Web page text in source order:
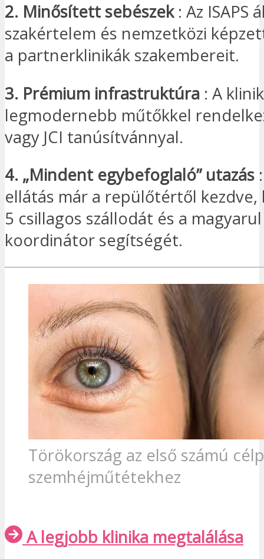
2. Minősített sebészek: Az ISAPS
szakértelem és nemzetközi
a partnerklinikák szakembereit.
3. Prémium infrastruktúra : A
legmodernebb műtőkkel
vagy JCI tanúsítvánnyal.
4. „Mindent egybefoglaló” utazás
ellátás már a repülőtértől kezdve,
5 csillagos szállodát és a
koordinátor segítségét.
Törökország az első számú
szemhéjműtétekhez
A legjobb klinika megtalálása